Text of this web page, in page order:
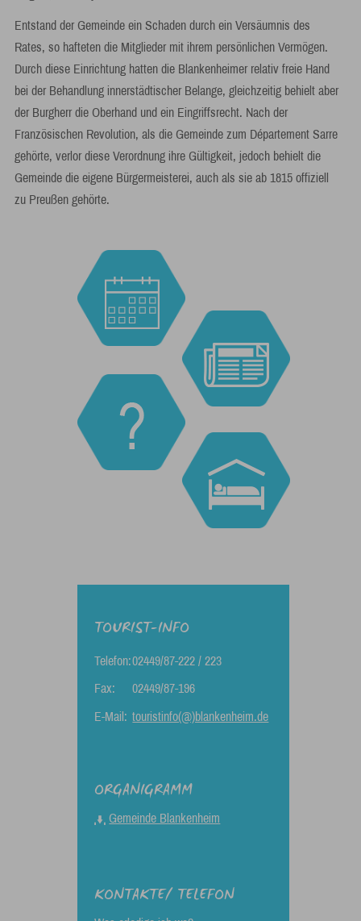
Entstand der Gemeinde ein Schaden durch ein Versäumnis des
Rates, so hafteten die Mitglieder mit ihrem persönlichen Vermögen.
Durch diese Einrichtung hatten die Blankenheimer relativ freie Hand
bei der Behandlung innerstädtischer Belange, gleichzeitig behielt aber
der Burgherr die Oberhand und ein Eingriffsrecht. Nach der
Französischen Revolution, als die Gemeinde zum Département Sarre
gehörte, verlor diese Verordnung ihre Gültigkeit, jedoch behielt die
Gemeinde die eigene Bürgermeisterei, auch als sie ab 1815 offiziell
zu Preußen gehörte.
TOURIST-INFO
Telefon:02449/87-222 / 223
Fax:
02449/87-196
E-Mail: touristinfo(@)blankenheim.de
ORGANIGRAMM
Gemeinde Blankenheim
KONTAKTE/ TELEFON